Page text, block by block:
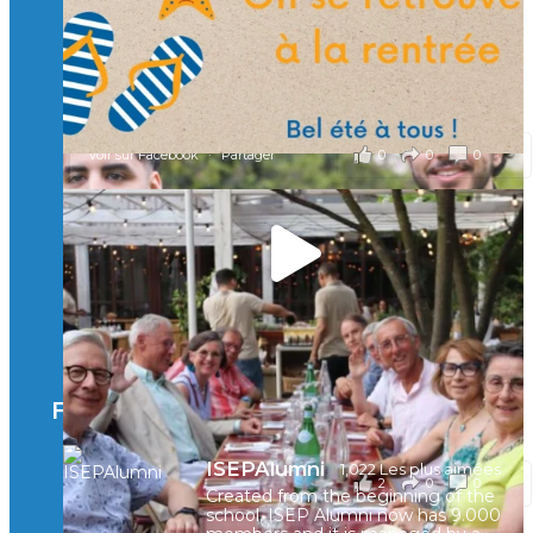
À l’Isep, nous formons des ingénieurs, des bachelors, des
Mastères Spécialisés, qui allient excellence technologique et
valeurs humaines, au cœur de notre pro
...Voir plus
il y a 2 mois
0 0 0
Voir sur Facebook · Partager
🚀Afterwork à Genève 🚀
🥳 Le 22 avril dernier, 14 Alumni vivant / travaillant
en Suisse ont partagé un moment convivial de
retrouvailles et d'échanges !
Merci à tous pour votre présence et à Alexandre
CHEA pour l'organisation !
il y a 3 mois
2 0 0
Voir sur Facebook · Partager
Facebook
ISEPAlumni 1,022 Les plus aimées
Created from the beginning of the
school, ISEP Alumni now has 9.000